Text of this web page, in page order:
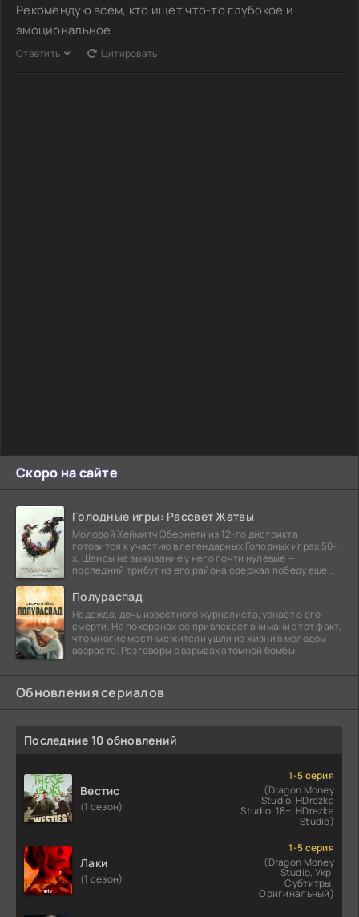
Скоро на сайте
Голодные игры: Рассвет Жатвы
Молодой Хеймитч Эбернети из 12-го дистрикта
готовится к участию в легендарных Голодных играх 50-
х. Шансы на выживание у него почти нулевые —
последний трибут из его района одержал победу еще
Полураспад
Надежда, дочь известного журналиста, узнаёт о его
смерти. На похоронах её привлекает внимание тот факт,
что многие местные жители ушли из жизни в молодом
возрасте. Разговоры о взрывах атомной бомбы
Обновления сериалов
Последние 10 обновлений
Вестис
(1 сезон)
1-5 серия
(Dragon Money
Studio, HDrezka
Studio. 18+, HDrezka
Studio)
Лаки
(1 сезон)
1-5 серия
(Dragon Money
Studio, Укр.
Субтитры,
Оригинальный)
Рекомендую всем, кто ищет что-то глубокое и
эмоциональное.
Ответить Цитировать